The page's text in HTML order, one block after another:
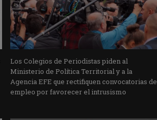
Los Colegios de Periodistas piden al
Ministerio de Política Territorial y a la
Agencia EFE que rectifiquen convocatorias de
empleo por favorecer el intrusismo